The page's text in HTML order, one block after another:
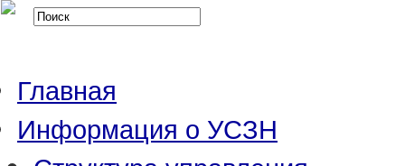
Главная
Информация о УСЗН